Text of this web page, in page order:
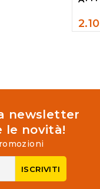
0
newsletter
le novità!